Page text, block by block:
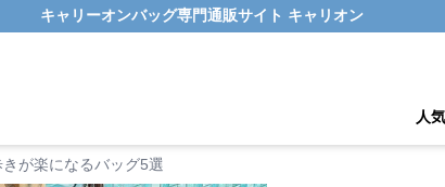
キャリーオンバッグ専門通販サイト キャリオン
人
が楽になるバッグ5選